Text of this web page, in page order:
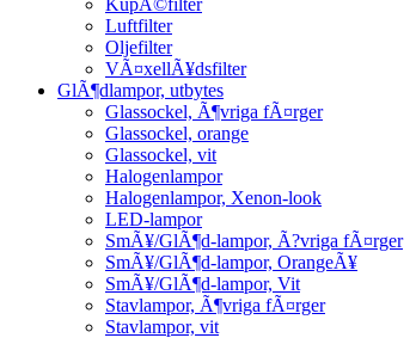
Luftfilter
Oljefilter
VÃ¤xellÃ¥dsfilter
GlÃ¶dlampor, utbytes
Glassockel, Ã¶vriga fÃ¤rger
Glassockel, orange
Glassockel, vit
Halogenlampor
Halogenlampor, Xenon-look
LED-lampor
SmÃ¥/GlÃ¶d-lampor, Ã?vriga fÃ¤rger
SmÃ¥/GlÃ¶d-lampor, OrangeÃ¥
SmÃ¥/GlÃ¶d-lampor, Vit
Stavlampor, Ã¶vriga fÃ¤rger
Stavlampor, vit